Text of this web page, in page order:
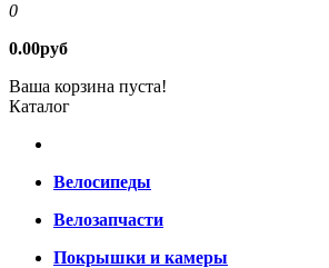
0
0.00руб
Ваша корзина пуста!
Каталог
Велосипеды
Велозапчасти
Покрышки и камеры